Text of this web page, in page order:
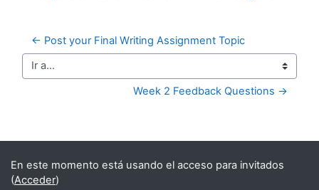
← Post your Final Writing Assignment Topic
Ir a...
Week 2 Feedback Questions →
Bloques suplementarios
En este momento está usando el acceso para invitados
(Acceder)